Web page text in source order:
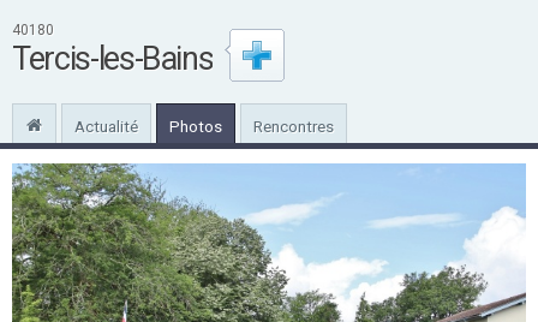
40180
Tercis-les-Bains
Actualité Photos Rencontres